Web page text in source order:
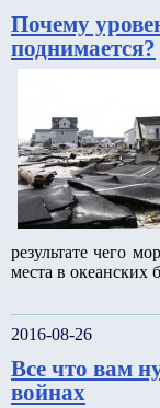
Почему
поднимается?
результате чего
места в океанских
2016-08-26
Все что вам
войнах